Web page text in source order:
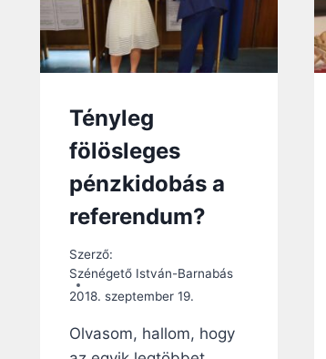
FOGYATÉKOSOK
KÖRÉBEN
IS
Tényleg
fölösleges
pénzkidobás a
referendum?
Szerző:
Szénégető István-Barnabás
2018. szeptember 19.
Olvasom, hallom, hogy